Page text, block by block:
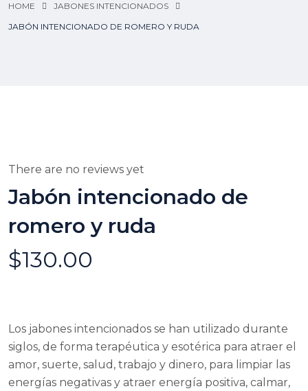
HOME
JABONES INTENCIONADOS
JABÓN INTENCIONADO DE ROMERO Y RUDA
There are no reviews yet
Jabón intencionado de
romero y ruda
$130.00
Los jabones intencionados se han utilizado durante
siglos, de forma terapéutica y esotérica para atraer el
amor, suerte, salud, trabajo y dinero, para limpiar las
energías negativas y atraer energía positiva, calmar,